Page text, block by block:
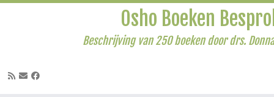
Osho Boeken
Beschrijving van 250 boeken door drs.